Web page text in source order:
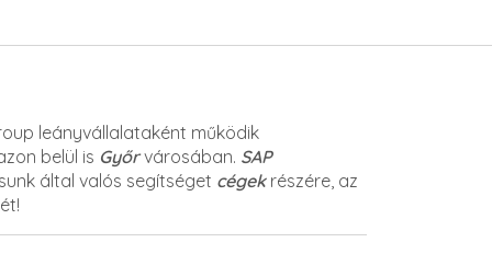
leányvállalataként működik
belül is Győrvárosában. SAP
által valós segítséget cégek részére, az